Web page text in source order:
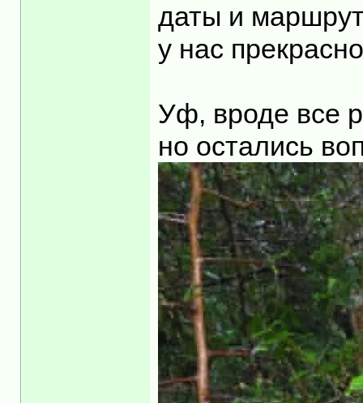
даты и
у нас
Уф, вроде все
но остались